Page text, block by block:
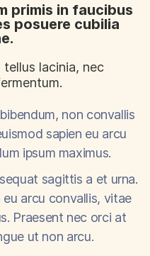
primis in faucibus
posuere cubilia
lacinia, nec
non convallis
sapien eu arcu
ipsum maximus.
sagittis a et urna.
arcu convallis, vitae
Praesent nec orci at
ut non arcu.